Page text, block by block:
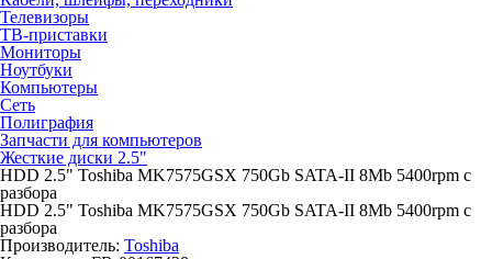
Телевизоры
ТВ-приставки
Мониторы
Ноутбуки
Компьютеры
Сеть
Полиграфия
Запчасти для компьютеров
Жесткие диски 2.5"
HDD 2.5" Toshiba MK7575GSX 750Gb SATA-II 8Mb 5400rpm с
разбора
HDD 2.5" Toshiba MK7575GSX 750Gb SATA-II 8Mb 5400rpm с
разбора
Производитель: Toshiba